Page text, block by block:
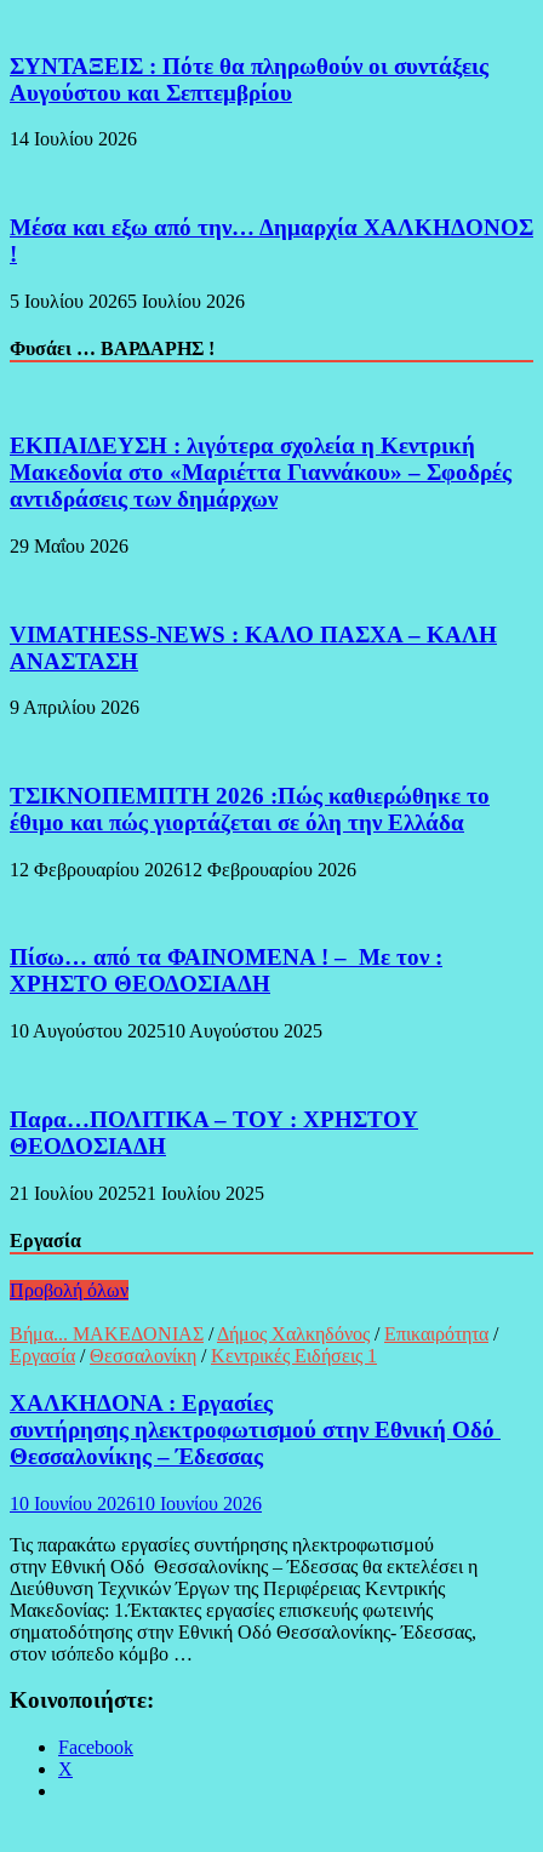
ΣΥΝΤΑΞΕΙΣ : Πότε θα πληρωθούν οι συντάξεις
Αυγούστου και Σεπτεμβρίου
14 Ιουλίου 2026
Μέσα και εξω από την… Δημαρχία ΧΑΛΚΗΔΟΝΟΣ
!
5 Ιουλίου 20265 Ιουλίου 2026
Φυσάει … ΒΑΡΔΑΡΗΣ !
ΕΚΠΑΙΔΕΥΣΗ : λιγότερα σχολεία η Κεντρική
Μακεδονία στο «Μαριέττα Γιαννάκου» – Σφοδρές
αντιδράσεις των δημάρχων
29 Μαΐου 2026
VIMATHESS-NEWS : ΚΑΛΟ ΠΑΣΧΑ – ΚΑΛΗ
ΑΝΑΣΤΑΣΗ
9 Απριλίου 2026
ΤΣΙΚΝΟΠΕΜΠΤΗ 2026 :Πώς καθιερώθηκε το
έθιμο και πώς γιορτάζεται σε όλη την Ελλάδα
12 Φεβρουαρίου 202612 Φεβρουαρίου 2026
Πίσω… από τα ΦΑΙΝΟΜΕΝΑ ! – Με τον :
ΧΡΗΣΤΟ ΘΕΟΔΟΣΙΑΔΗ
10 Αυγούστου 202510 Αυγούστου 2025
Παρα…ΠΟΛΙΤΙΚΑ – ΤΟΥ : ΧΡΗΣΤΟΥ
ΘΕΟΔΟΣΙΑΔΗ
21 Ιουλίου 202521 Ιουλίου 2025
Εργασία
Προβολή όλων
Βήμα... ΜΑΚΕΔΟΝΙΑΣ /Δήμος Χαλκηδόνος /Επικαιρότητα /
Εργασία /Θεσσαλονίκη /Κεντρικές Ειδήσεις 1
ΧΑΛΚΗΔΟΝΑ : Εργασίες
συντήρησης ηλεκτροφωτισμού στην Εθνική Οδό
Θεσσαλονίκης – Έδεσσας
10 Ιουνίου 202610 Ιουνίου 2026
Τις παρακάτω εργασίες συντήρησης ηλεκτροφωτισμού
στην Εθνική Οδό Θεσσαλονίκης – Έδεσσας θα εκτελέσει η
Διεύθυνση Τεχνικών Έργων της Περιφέρειας Κεντρικής
Μακεδονίας: 1.Έκτακτες εργασίες επισκευής φωτεινής
σηματοδότησης στην Εθνική Οδό Θεσσαλονίκης- Έδεσσας,
στον ισόπεδο κόμβο …
Κοινοποιήστε:
Facebook
X